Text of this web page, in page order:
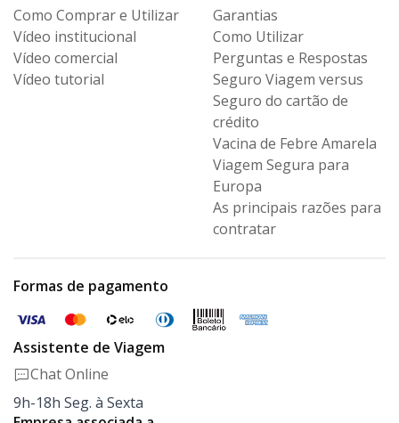
Como Comprar e Utilizar
Vídeo institucional
Vídeo comercial
Vídeo tutorial
Garantias
Como Utilizar
Perguntas e Respostas
Seguro Viagem versus
Seguro do cartão de
crédito
Vacina de Febre Amarela
Viagem Segura para
Europa
As principais razões para
contratar
Formas de pagamento
Assistente de Viagem
Chat Online
9h-18h Seg. à Sexta